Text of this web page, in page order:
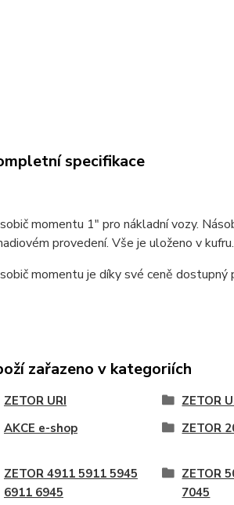
specifikace
momentu 1" pro nákladní vozy.
provedení. Vše je uloženo v kufru.
momentu je díky své ceně
zařazeno v kategoriích
ZETOR URI ZETOR
AKCE e-shop
ZETOR
ZETOR 4911 5911 5945
6911 6945
ZETOR
7045